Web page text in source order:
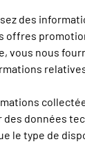
des
offres
vous nous
données
le type de